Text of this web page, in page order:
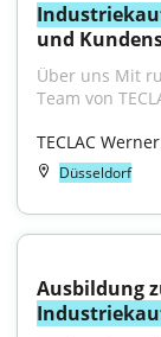
und
Über uns Mit
Team von
TECLAC
Düsseldorf